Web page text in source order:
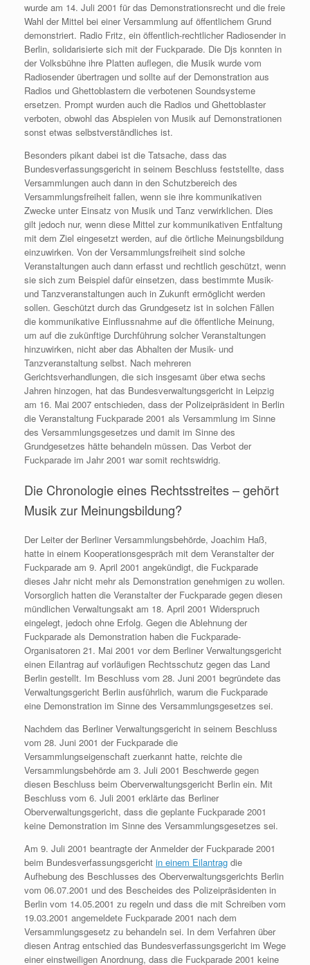
wurde am 14. Juli 2001 für das Demonstrationsrecht und die freie
Wahl der Mittel bei einer Versammlung auf öffentlichem Grund
demonstriert. Radio Fritz, ein öffentlich-rechtlicher Radiosender in
Berlin, solidarisierte sich mit der Fuckparade. Die Djs konnten in
der Volksbühne ihre Platten auflegen, die Musik wurde vom
Radiosender übertragen und sollte auf der Demonstration aus
Radios und Ghettoblastern die verbotenen Soundsysteme
ersetzen. Prompt wurden auch die Radios und Ghettoblaster
verboten, obwohl das Abspielen von Musik auf Demonstrationen
sonst etwas selbstverständliches ist.
Besonders pikant dabei ist die Tatsache, dass das
Bundesverfassungsgericht in seinem Beschluss feststellte, dass
Versammlungen auch dann in den Schutzbereich des
Versammlungsfreiheit fallen, wenn sie ihre kommunikativen
Zwecke unter Einsatz von Musik und Tanz verwirklichen. Dies
gilt jedoch nur, wenn diese Mittel zur kommunikativen Entfaltung
mit dem Ziel eingesetzt werden, auf die örtliche Meinungsbildung
einzuwirken. Von der Versammlungsfreiheit sind solche
Veranstaltungen auch dann erfasst und rechtlich geschützt, wenn
sie sich zum Beispiel dafür einsetzen, dass bestimmte Musik-
und Tanzveranstaltungen auch in Zukunft ermöglicht werden
sollen. Geschützt durch das Grundgesetz ist in solchen Fällen
die kommunikative Einflussnahme auf die öffentliche Meinung,
um auf die zukünftige Durchführung solcher Veranstaltungen
hinzuwirken, nicht aber das Abhalten der Musik- und
Tanzveranstaltung selbst. Nach mehreren
Gerichtsverhandlungen, die sich insgesamt über etwa sechs
Jahren hinzogen, hat das Bundesverwaltungsgericht in Leipzig
am 16. Mai 2007 entschieden, dass der Polizeipräsident in Berlin
die Veranstaltung Fuckparade 2001 als Versammlung im Sinne
des Versammlungsgesetzes und damit im Sinne des
Grundgesetzes hätte behandeln müssen. Das Verbot der
Fuckparade im Jahr 2001 war somit rechtswidrig.
Die Chronologie eines Rechtsstreites – gehört
Musik zur Meinungsbildung?
Der Leiter der Berliner Versammlungsbehörde, Joachim Haß,
hatte in einem Kooperationsgespräch mit dem Veranstalter der
Fuckparade am 9. April 2001 angekündigt, die Fuckparade
dieses Jahr nicht mehr als Demonstration genehmigen zu wollen.
Vorsorglich hatten die Veranstalter der Fuckparade gegen diesen
mündlichen Verwaltungsakt am 18. April 2001 Widerspruch
eingelegt, jedoch ohne Erfolg. Gegen die Ablehnung der
Fuckparade als Demonstration haben die Fuckparade-
Organisatoren 21. Mai 2001 vor dem Berliner Verwaltungsgericht
einen Eilantrag auf vorläufigen Rechtsschutz gegen das Land
Berlin gestellt. Im Beschluss vom 28. Juni 2001 begründete das
Verwaltungsgericht Berlin ausführlich, warum die Fuckparade
eine Demonstration im Sinne des Versammlungsgesetzes sei.
Nachdem das Berliner Verwaltungsgericht in seinem Beschluss
vom 28. Juni 2001 der Fuckparade die
Versammlungseigenschaft zuerkannt hatte, reichte die
Versammlungsbehörde am 3. Juli 2001 Beschwerde gegen
diesen Beschluss beim Oberverwaltungsgericht Berlin ein. Mit
Beschluss vom 6. Juli 2001 erklärte das Berliner
Oberverwaltungsgericht, dass die geplante Fuckparade 2001
keine Demonstration im Sinne des Versammlungsgesetzes sei.
Am 9. Juli 2001 beantragte der Anmelder der Fuckparade 2001
beim Bundesverfassungsgericht in einem Eilantrag die
Aufhebung des Beschlusses des Oberverwaltungsgerichts Berlin
vom 06.07.2001 und des Bescheides des Polizeipräsidenten in
Berlin vom 14.05.2001 zu regeln und dass die mit Schreiben vom
19.03.2001 angemeldete Fuckparade 2001 nach dem
Versammlungsgesetz zu behandeln sei. In dem Verfahren über
diesen Antrag entschied das Bundesverfassungsgericht im Wege
einer einstweiligen Anordnung, dass die Fuckparade 2001 keine